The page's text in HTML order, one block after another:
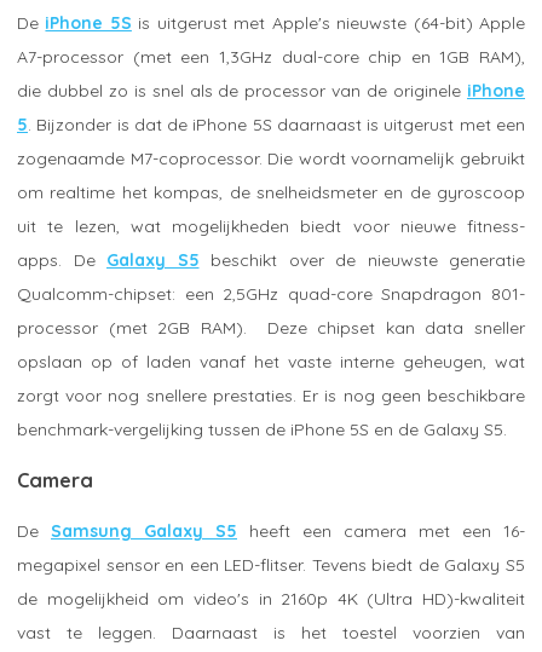
De iPhone 5S is uitgerust met Apple's nieuwste (64-bit) Apple
A7-processor (met een 1,3GHz dual-core chip en 1GB RAM),
die dubbel zo is snel als de processor van de originele iPhone
5. Bijzonder is dat de iPhone 5S daarnaast is uitgerust met een
zogenaamde M7-coprocessor. Die wordt voornamelijk gebruikt
om realtime het kompas, de snelheidsmeter en de gyroscoop
uit te lezen, wat mogelijkheden biedt voor nieuwe fitness-
apps. De Galaxy S5 beschikt over de nieuwste generatie
Qualcomm-chipset: een 2,5GHz quad-core Snapdragon 801-
processor (met 2GB RAM). Deze chipset kan data sneller
opslaan op of laden vanaf het vaste interne geheugen, wat
zorgt voor nog snellere prestaties. Er is nog geen beschikbare
benchmark-vergelijking tussen de iPhone 5S en de Galaxy S5.
Camera
De Samsung Galaxy S5 heeft een camera met een 16-
megapixel sensor en een LED-flitser. Tevens biedt de Galaxy S5
de mogelijkheid om video's in 2160p 4K (Ultra HD)-kwaliteit
vast te leggen. Daarnaast is het toestel voorzien van